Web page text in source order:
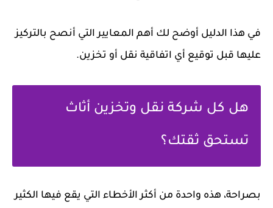
في هذا الدليل أوضح لك أهم المعايير التي أنصح بالتركيز
عليها قبل توقيع أي اتفاقية نقل أو تخزين.
هل كل شركة نقل وتخزين أثاث
تستحق ثقتك؟
بصراحة، هذه واحدة من أكثر الأخطاء التي يقع فيها الكثير